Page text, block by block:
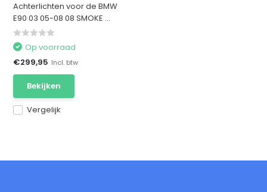
Achterlichten voor de BMW
E90 03 05-08 08 SMOKE ...
Vergelijk
Op voorraad
€299,95 Incl. btw
Bekijken